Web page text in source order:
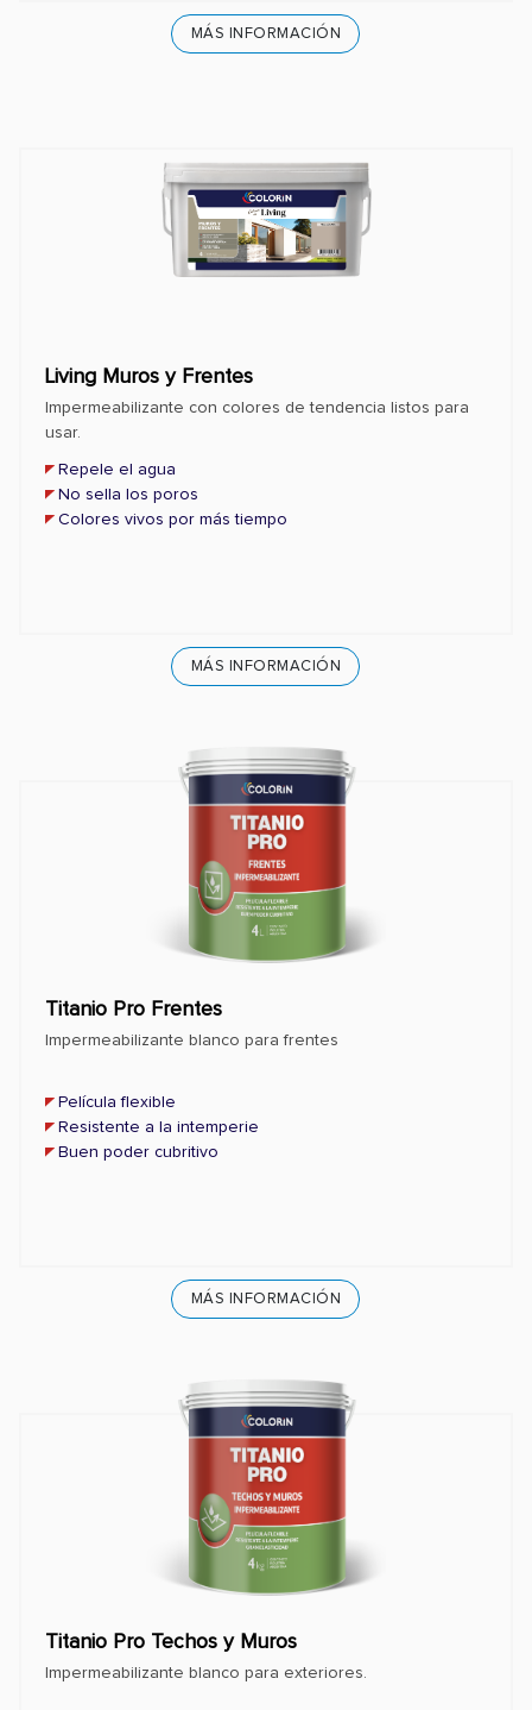
MÁS INFORMACIÓN
Living Muros y Frentes
Impermeabilizante con colores de tendencia listos para
usar.
Repele el agua
No sella los poros
Colores vivos por más tiempo
MÁS INFORMACIÓN
Titanio Pro Frentes
Impermeabilizante blanco para frentes
Película flexible
Resistente a la intemperie
Buen poder cubritivo
MÁS INFORMACIÓN
Titanio Pro Techos y Muros
Impermeabilizante blanco para exteriores.